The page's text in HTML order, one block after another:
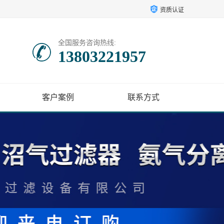
资质认证
全国服务咨询热线:
13803221957
客户案例 联系方式